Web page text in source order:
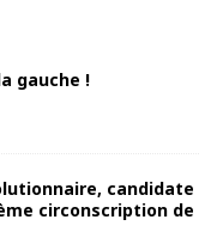
gauche !
candidate
circonscription de